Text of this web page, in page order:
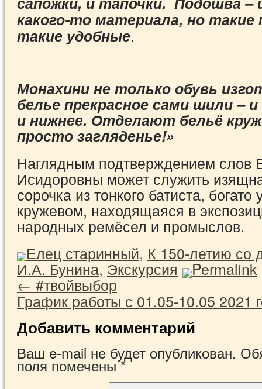
какого-то материала, но такие
такие удобные.
Монахини не только обувь
белье прекрасное сами шили –
и нижнее. Отделают бельё
просто загляденье!»
Наглядным подтверждением слов
Исидоровны может служить
сорочка из тонкого батиста,
кружевом, находящаяся в
народных ремёсел и промыслов.
Елец старинный, К 150-летию со
И.А. Бунина,Экскурсия Permalink
←#твойвыбор
График работы с 01.05-10.05 2021
Добавить комментарий
Ваш e-mail не будет опубликован.
поля помечены*